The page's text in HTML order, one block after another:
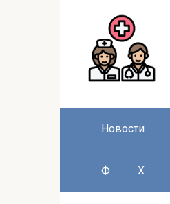
Новости
Ф Х